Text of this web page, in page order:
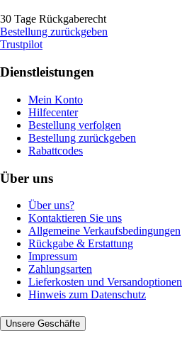
30 Tage Rückgaberecht
Bestellung zurückgeben
Trustpilot
Dienstleistungen
Mein Konto
Hilfecenter
Bestellung verfolgen
Bestellung zurückgeben
Rabattcodes
Über uns
Über uns?
Kontaktieren Sie uns
Allgemeine Verkaufsbedingungen
Rückgabe & Erstattung
Impressum
Zahlungsarten
Lieferkosten und Versandoptionen
Hinweis zum Datenschutz
Unsere Geschäfte